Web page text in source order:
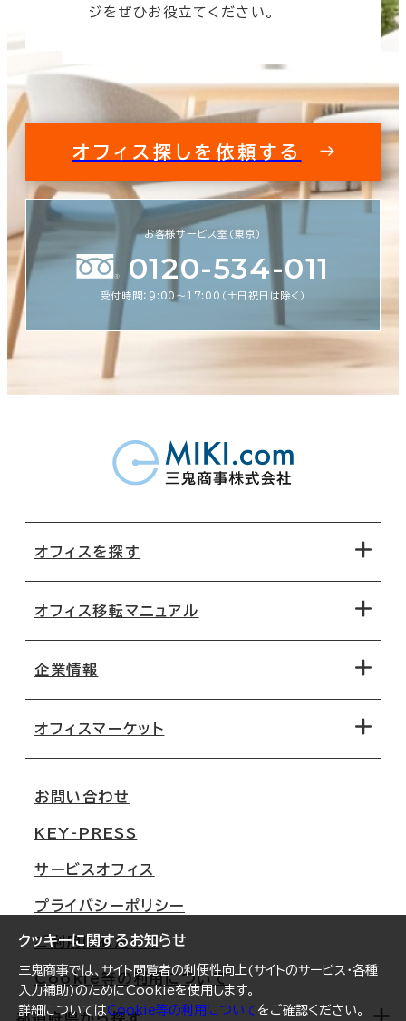
クッキーに関するお知らせ
三鬼商事では、サイト閲覧者の利便性向上(サイトのサービス・各種
入力補助)のためにCookieを使用します。
詳細についてはCookie等の利用についてをご確認ください。
ジをぜひお役立てください。
オフィス探しを依頼する
お客様サービス室（東京）
0120-534-011
受付時間：9:00〜17:00（土日祝日は除く）
オフィスを探す
地図から探す
路線・駅から探す
オフィス移転マニュアル
移転コストシミュレーション
移転スケジュール
オフィス移転Q&A
企業情報
オフィスマーケット
大阪
名古屋
札幌
仙台
横浜
福岡
お問い合わせ
KEY-PRESS
サービスオフィス
プライバシーポリシー
ご利用にあたって
Cookie等の利用について